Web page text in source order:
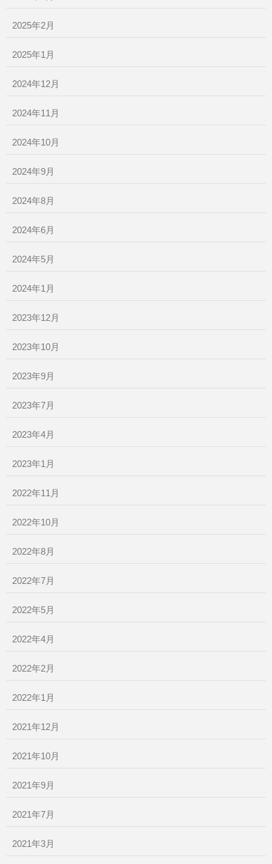
2025年2月
2025年1月
2024年12月
2024年11月
2024年10月
2024年9月
2024年8月
2024年6月
2024年5月
2024年1月
2023年12月
2023年10月
2023年9月
2023年7月
2023年4月
2023年1月
2022年11月
2022年10月
2022年8月
2022年7月
2022年5月
2022年4月
2022年2月
2022年1月
2021年12月
2021年10月
2021年9月
2021年7月
2021年3月